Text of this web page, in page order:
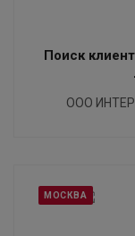
Поиск
ООО
МОСКВА